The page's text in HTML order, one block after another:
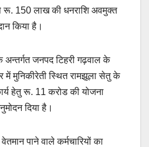
रू. 150 लाख की धनराशि अवमुक्त
किया है।
अन्तर्गत जनपद टिहरी गढ़वाल के
में मुनिकीरेती स्थित रामझूला सेतु के
हेतु रू. 11 करोड की योजना
दिया है।
पाने वाले कर्मचारियों का